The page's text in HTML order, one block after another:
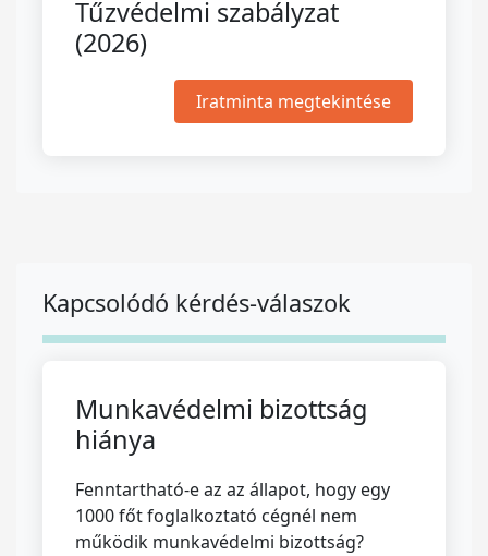
Tűzvédelmi szabályzat
(2026)
Iratminta megtekintése
Kapcsolódó kérdés-válaszok
Munkavédelmi bizottság
hiánya
Fenntartható-e az az állapot, hogy egy
1000 főt foglalkoztató cégnél nem
működik munkavédelmi bizottság?